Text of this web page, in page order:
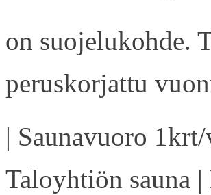
on suojelukohde.
peruskorjattu
| Saunavuoro
Taloyhtiön sauna